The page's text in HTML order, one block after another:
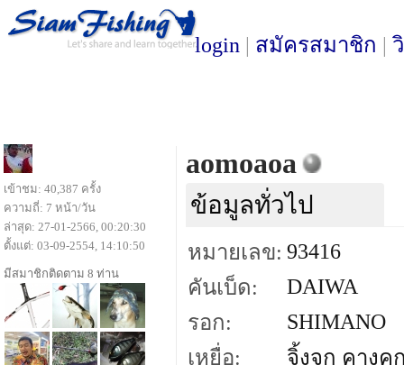
login | สมัครสมาชิก |
aomoaoa
ข้อมูลทั่วไป
หมายเลข: 93416
คันเบ็ด:
DAIWA
รอก:
SHIMANO
เหยื่อ:
จิ้งจก คางค
เข้าชม: 40,387 ครั้ง
ความถี่: 7 หน้า/วัน
ล่าสุด: 27-01-2566, 00:20:30
ตั้งแต่: 03-09-2554, 14:10:50
มีสมาชิกติดตาม 8 ท่าน